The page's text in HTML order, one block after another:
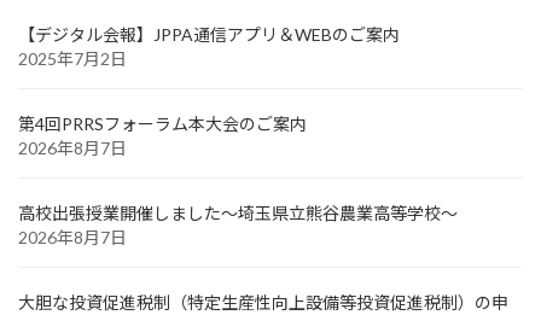
【デジタル会報】JPPA通信アプリ＆WEBのご案内
2025年7月2日
第4回PRRSフォーラム本大会のご案内
2026年8月7日
高校出張授業開催しました～埼玉県立熊谷農業高等学校～
2026年8月7日
大胆な投資促進税制（特定生産性向上設備等投資促進税制）の申